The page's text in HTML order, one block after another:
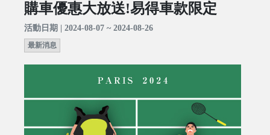
購車優惠大放送!易得車款限定
活動日期 | 2024-08-07 ~ 2024-08-26
最新消息